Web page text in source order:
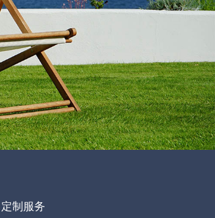
定制服务